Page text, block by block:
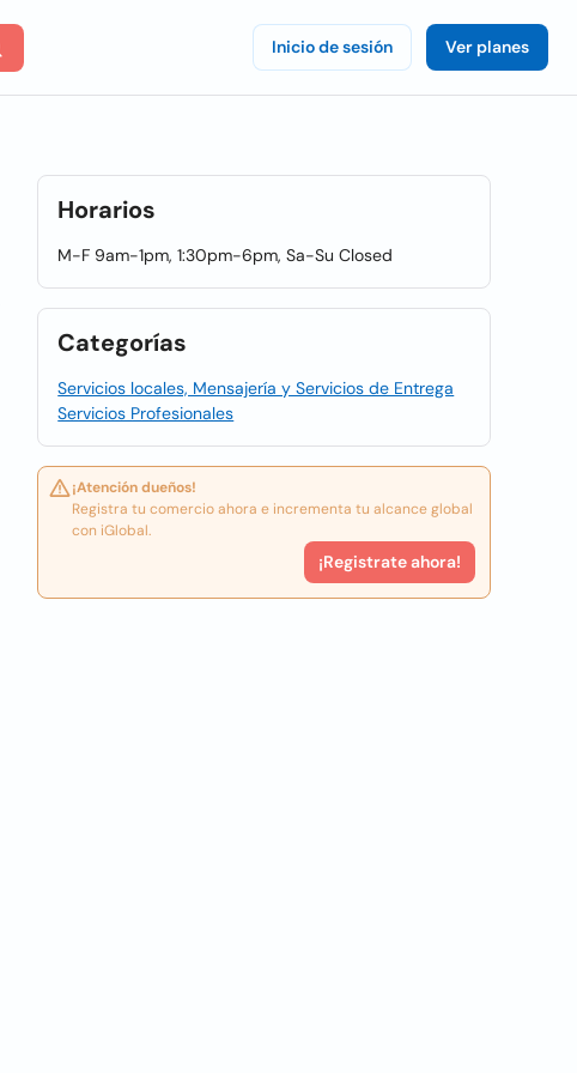
Inicio de sesión Ver planes
Horarios
M-F 9am-1pm, 1:30pm-6pm, Sa-Su Closed
Categorías
Servicios locales, Mensajería y Servicios de Entrega
Servicios Profesionales
¡Atención dueños!
Registra tu comercio ahora e incrementa tu alcance global
con iGlobal.
¡Registrate ahora!